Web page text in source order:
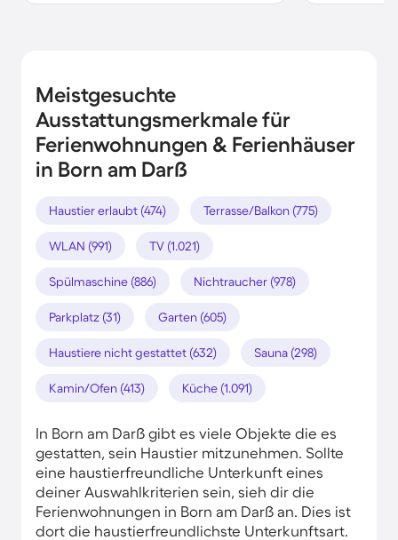
Meistgesuchte
Ausstattungsmerkmale für
Ferienwohnungen & Ferienhäuser
in Born am Darß
Haustier erlaubt (474) Terrasse/Balkon (775)
WLAN (991) TV (1.021)
Spülmaschine (886) Nichtraucher (978)
Parkplatz (31) Garten (605)
Haustiere nicht gestattet (632) Sauna (298)
Kamin/Ofen (413) Küche (1.091)
In Born am Darß gibt es viele Objekte die es
gestatten, sein Haustier mitzunehmen. Sollte
eine haustierfreundliche Unterkunft eines
deiner Auswahlkriterien sein, sieh dir die
Ferienwohnungen in Born am Darß an. Dies ist
dort die haustierfreundlichste Unterkunftsart.